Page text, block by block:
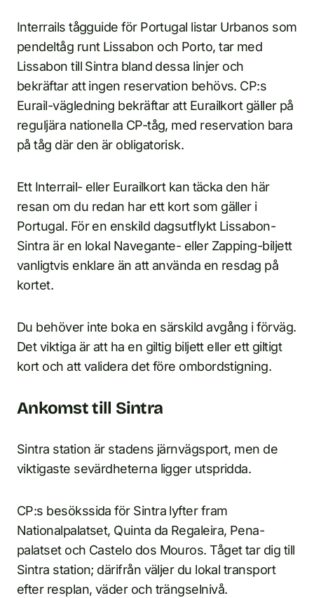
Interrails tågguide för Portugal listar Urbanos som
pendeltåg runt Lissabon och Porto, tar med
Lissabon till Sintra bland dessa linjer och
bekräftar att ingen reservation behövs. CP:s
Eurail-vägledning bekräftar att Eurailkort gäller på
reguljära nationella CP-tåg, med reservation bara
på tåg där den är obligatorisk.
Ett Interrail- eller Eurailkort kan täcka den här
resan om du redan har ett kort som gäller i
Portugal. För en enskild dagsutflykt Lissabon-
Sintra är en lokal Navegante- eller Zapping-biljett
vanligtvis enklare än att använda en resdag på
kortet.
Du behöver inte boka en särskild avgång i förväg.
Det viktiga är att ha en giltig biljett eller ett giltigt
kort och att validera det före ombordstigning.
Ankomst till Sintra
Sintra station är stadens järnvägsport, men de
viktigaste sevärdheterna ligger utspridda.
CP:s besökssida för Sintra lyfter fram
Nationalpalatset, Quinta da Regaleira, Pena-
palatset och Castelo dos Mouros. Tåget tar dig till
Sintra station; därifrån väljer du lokal transport
efter resplan, väder och trängselnivå.